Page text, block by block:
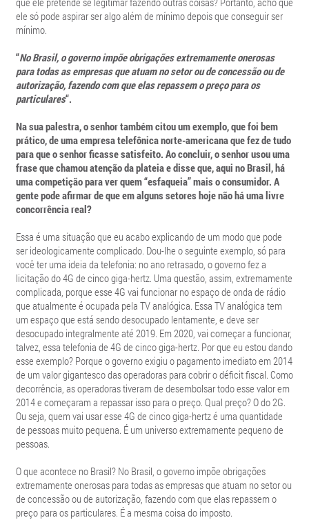
ele só pode aspirar ser algo além de mínimo depois que conseguir ser
mínimo.
“No Brasil, o governo impõe obrigações extremamente onerosas
para todas as empresas que atuam no setor ou de concessão ou de
autorização, fazendo com que elas repassem o preço para os
particulares“.
Na sua palestra, o senhor também citou um exemplo, que foi bem
prático, de uma empresa telefônica norte-americana que fez de tudo
para que o senhor ficasse satisfeito. Ao concluir, o senhor usou uma
frase que chamou atenção da plateia e disse que, aqui no Brasil, há
uma competição para ver quem “esfaqueia” mais o consumidor. A
gente pode afirmar de que em alguns setores hoje não há uma livre
concorrência real?
Essa é uma situação que eu acabo explicando de um modo que pode
ser ideologicamente complicado. Dou-lhe o seguinte exemplo, só para
você ter uma ideia da telefonia: no ano retrasado, o governo fez a
licitação do 4G de cinco giga-hertz. Uma questão, assim, extremamente
complicada, porque esse 4G vai funcionar no espaço de onda de rádio
que atualmente é ocupada pela TV analógica. Essa TV analógica tem
um espaço que está sendo desocupado lentamente, e deve ser
desocupado integralmente até 2019. Em 2020, vai começar a funcionar,
talvez, essa telefonia de 4G de cinco giga-hertz. Por que eu estou dando
esse exemplo? Porque o governo exigiu o pagamento imediato em 2014
de um valor gigantesco das operadoras para cobrir o déficit fiscal. Como
decorrência, as operadoras tiveram de desembolsar todo esse valor em
2014 e começaram a repassar isso para o preço. Qual preço? O do 2G.
Ou seja, quem vai usar esse 4G de cinco giga-hertz é uma quantidade
de pessoas muito pequena. É um universo extremamente pequeno de
pessoas.
O que acontece no Brasil? No Brasil, o governo impõe obrigações
extremamente onerosas para todas as empresas que atuam no setor ou
de concessão ou de autorização, fazendo com que elas repassem o
preço para os particulares. É a mesma coisa do imposto.